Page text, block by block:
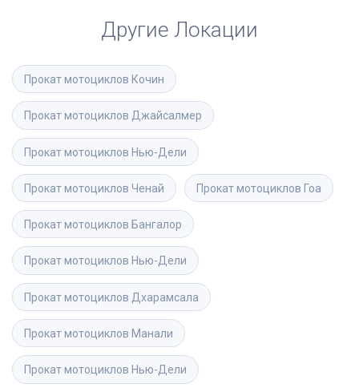
Другие Локации
Прокат мотоциклов Кочин
Прокат мотоциклов Джайсалмер
Прокат мотоциклов Нью-Дели
Прокат мотоциклов Ченай Прокат мотоциклов Гоа
Прокат мотоциклов Бангалор
Прокат мотоциклов Нью-Дели
Прокат мотоциклов Дхарамсала
Прокат мотоциклов Манали
Прокат мотоциклов Нью-Дели